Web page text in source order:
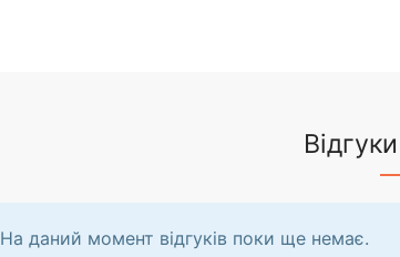
На даний момент відгуків поки ще немає.